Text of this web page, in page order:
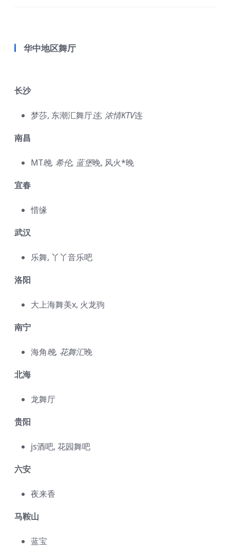
华中地区舞厅
长沙
梦莎, 东潮汇舞厅连, 浓情KTV连
南昌
MT晚, 希伦, 蓝堡晚, 风火*晚
宜春
惜缘
武汉
乐舞, 丫丫音乐吧
洛阳
大上海舞美x, 火龙驹
南宁
海角晚, 花舞汇晚
北海
龙舞厅
贵阳
js酒吧, 花园舞吧
六安
夜来香
马鞍山
蓝宝